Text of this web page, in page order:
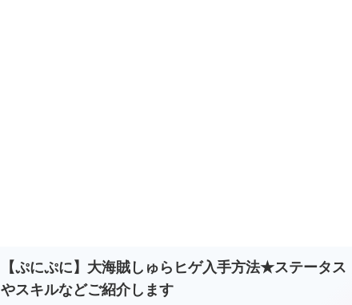
【ぷにぷに】大海賊しゅらヒゲ入手方法★ステータス
やスキルなどご紹介します